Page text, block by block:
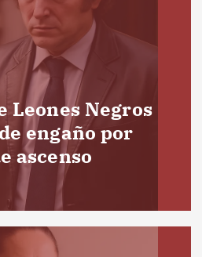
Leones Negros
engaño por
ascenso